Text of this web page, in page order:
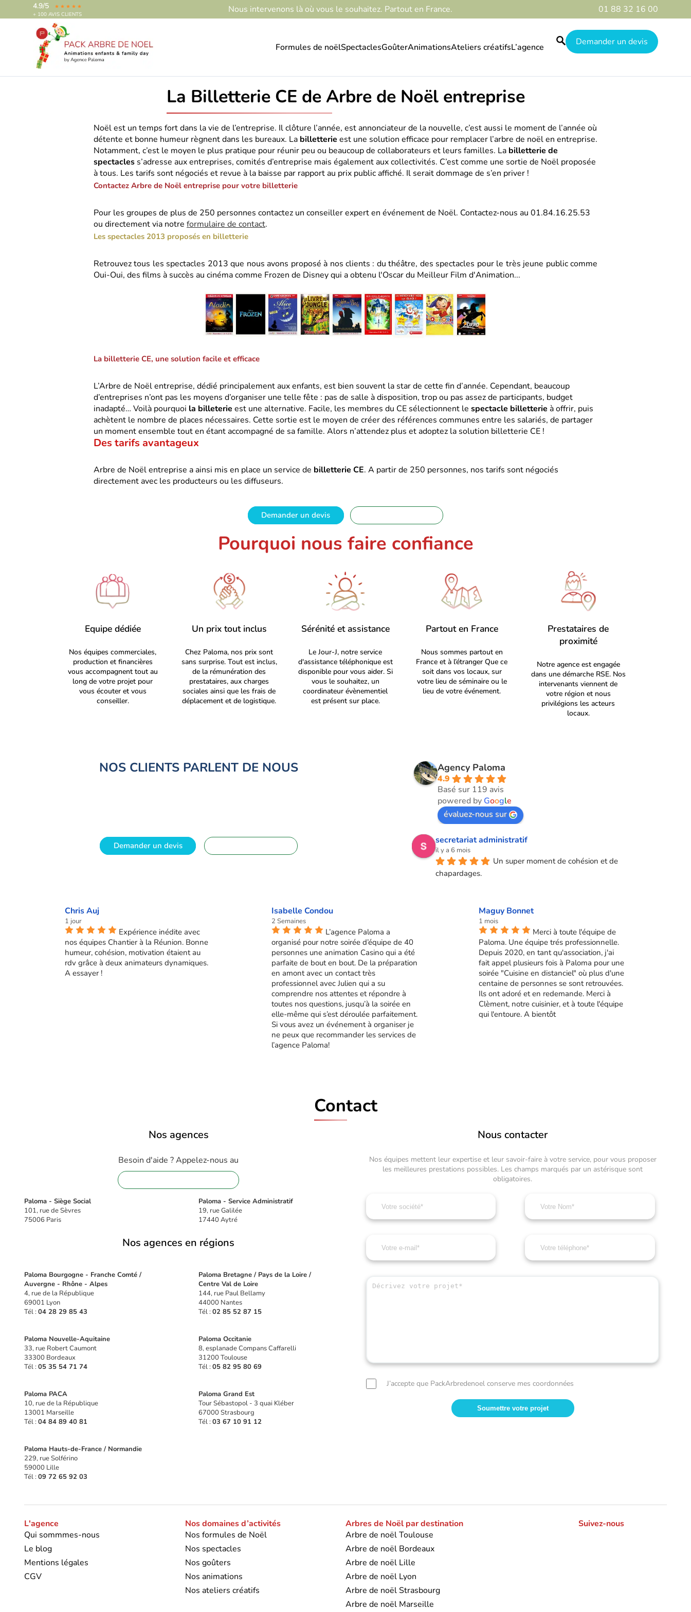
4.9/5
+ 100 AVIS CLIENTS Nous intervenons là où vous le souhaitez. Partout en France. 01 88 32 16 00
Formules de noëlSpectaclesGoûterAnimationsAteliers créatifsL’agence
Nos réalisations
Galerie
Destinations
Demander un devis
La Billetterie CE de Arbre de Noël entreprise
Noël est un temps fort dans la vie de l’entreprise. Il clôture l’année, est annonciateur de la nouvelle, c’est aussi le moment de l’année où
détente et bonne humeur règnent dans les bureaux. La billetterie est une solution efficace pour remplacer l’arbre de noël en entreprise.
Notamment, c’est le moyen le plus pratique pour réunir peu ou beaucoup de collaborateurs et leurs familles. La billetterie de
spectacles s’adresse aux entreprises, comités d’entreprise mais également aux collectivités. C’est comme une sortie de Noël proposée
à tous. Les tarifs sont négociés et revue à la baisse par rapport au prix public affiché. Il serait dommage de s’en priver !
Contactez Arbre de Noël entreprise pour votre billetterie
Pour les groupes de plus de 250 personnes contactez un conseiller expert en événement de Noël. Contactez-nous au 01.84.16.25.53
ou directement via notre formulaire de contact.
Les spectacles 2013 proposés en billetterie
Retrouvez tous les spectacles 2013 que nous avons proposé à nos clients : du théâtre, des spectacles pour le très jeune public comme
Oui-Oui, des films à succès au cinéma comme Frozen de Disney qui a obtenu l'Oscar du Meilleur Film d'Animation...
La billetterie CE, une solution facile et efficace
L’Arbre de Noël entreprise, dédié principalement aux enfants, est bien souvent la star de cette fin d’année. Cependant, beaucoup
d’entreprises n’ont pas les moyens d’organiser une telle fête : pas de salle à disposition, trop ou pas assez de participants, budget
inadapté… Voilà pourquoi la billeterie est une alternative. Facile, les membres du CE sélectionnent le spectacle billetterie à offrir, puis
achètent le nombre de places nécessaires. Cette sortie est le moyen de créer des références communes entre les salariés, de partager
un moment ensemble tout en étant accompagné de sa famille. Alors n’attendez plus et adoptez la solution billetterie CE !
Des tarifs avantageux
Arbre de Noël entreprise a ainsi mis en place un service de billetterie CE. A partir de 250 personnes, nos tarifs sont négociés
directement avec les producteurs ou les diffuseurs.
Demander un devis
Pourquoi nous faire confiance
Equipe dédiée
Nos équipes commerciales,
production et financières
vous accompagnent tout au
long de votre projet pour
vous écouter et vous
conseiller.
Un prix tout inclus
Chez Paloma, nos prix sont
sans surprise. Tout est inclus,
de la rémunération des
prestataires, aux charges
sociales ainsi que les frais de
déplacement et de logistique.
Sérénité et assistance
Le Jour-J, notre service
d'assistance téléphonique est
disponible pour vous aider. Si
vous le souhaitez, un
coordinateur évènementiel
est présent sur place.
Partout en France
Nous sommes partout en
France et à l’étranger Que ce
soit dans vos locaux, sur
votre lieu de séminaire ou le
lieu de votre événement.
Prestataires de
proximité
Notre agence est engagée
dans une démarche RSE. Nos
intervenants viennent de
votre région et nous
privilégions les acteurs
locaux.
NOS CLIENTS PARLENT DE NOUS
Demander un devis
Agency Paloma
4.9
Basé sur 119 avis
powered by Google
évaluez-nous sur
secretariat administratif
il y a 6 mois
Un super moment de cohésion et de
chapardages.
Chris Auj
1 jour
Expérience inédite avec
nos équipes Chantier à la Réunion. Bonne
humeur, cohésion, motivation étaient au
rdv grâce à deux animateurs dynamiques.
A essayer !
Isabelle Condou
2 Semaines
L’agence Paloma a
organisé pour notre soirée d’équipe de 40
personnes une animation Casino qui a été
parfaite de bout en bout. De la préparation
en amont avec un contact très
professionnel avec Julien qui a su
comprendre nos attentes et répondre à
toutes nos questions, jusqu’à la soirée en
elle-même qui s’est déroulée parfaitement.
Si vous avez un événement à organiser je
ne peux que recommander les services de
l’agence Paloma!
Maguy Bonnet
1 mois
Merci à toute l'équipe de
Paloma. Une équipe trés professionnelle.
Depuis 2020, en tant qu'association, j'ai
fait appel plusieurs fois à Paloma pour une
soirée "Cuisine en distanciel" où plus d'une
centaine de personnes se sont retrouvées.
Ils ont adoré et en redemande. Merci à
Clèment, notre cuisinier, et à toute l'équipe
qui l'entoure. A bientôt
Contact
Nos agences
Besoin d'aide ? Appelez-nous au
Paloma - Siège Social
101, rue de Sèvres
75006 Paris
Paloma - Service Administratif
19, rue Galilée
17440 Aytré
Nos agences en régions
Paloma Bourgogne - Franche Comté /
Auvergne - Rhône - Alpes
4, rue de la République
69001 Lyon
Tél : 04 28 29 85 43
Paloma Bretagne / Pays de la Loire /
Centre Val de Loire
144, rue Paul Bellamy
44000 Nantes
Tél : 02 85 52 87 15
Paloma Nouvelle-Aquitaine
33, rue Robert Caumont
33300 Bordeaux
Tél : 05 35 54 71 74
Paloma Occitanie
8, esplanade Compans Caffarelli
31200 Toulouse
Tél : 05 82 95 80 69
Paloma PACA
10, rue de la République
13001 Marseille
Tél : 04 84 89 40 81
Paloma Grand Est
Tour Sébastopol - 3 quai Kléber
67000 Strasbourg
Tél : 03 67 10 91 12
Paloma Hauts-de-France / Normandie
229, rue Solférino
59000 Lille
Tél : 09 72 65 92 03
Nous contacter
Nos équipes mettent leur expertise et leur savoir-faire à votre service, pour vous proposer
les meilleures prestations possibles. Les champs marqués par un astérisque sont
obligatoires.
J’accepte que PackArbredenoel conserve mes coordonnées
L'agence
Qui sommmes-nous
Le blog
Mentions légales
CGV
Nos domaines d’activités
Nos formules de Noël
Nos spectacles
Nos goûters
Nos animations
Nos ateliers créatifs
Arbres de Noël par destination
Arbre de noël Toulouse
Arbre de noël Bordeaux
Arbre de noël Lille
Arbre de noël Lyon
Arbre de noël Strasbourg
Arbre de noël Marseille
Suivez-nous